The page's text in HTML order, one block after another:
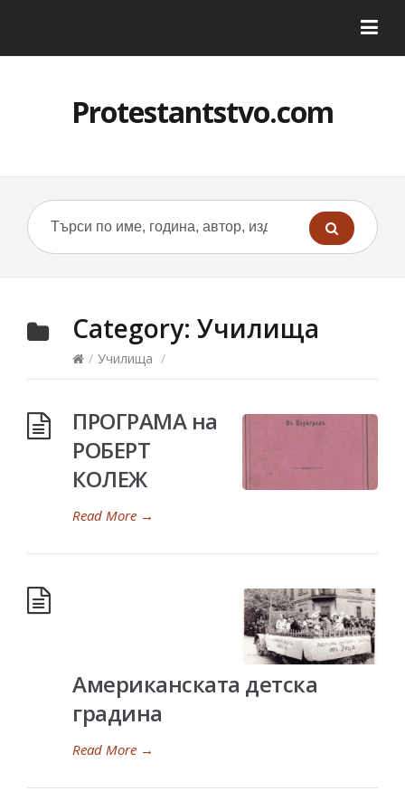
Protestantstvo.com
Category: Училища
/ Училища /
ПРОГРАМА на
РОБЕРТ
КОЛЕЖ
Read More →
Американската детска
градина
Read More →